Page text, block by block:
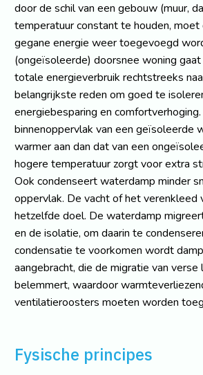
door de schil van een gebouw (muur,
temperatuur constant te houden, moet
gegane energie weer toegevoegd
(ongeïsoleerde) doorsnee woning
totale energieverbruik rechtstreeks
belangrijkste reden om goed te
energiebesparing en
binnenoppervlak van een geïsoleerde
warmer aan dan dat van een
hogere temperatuur zorgt voor extra
Ook condenseert waterdamp minder
oppervlak. De vacht of het verenkleed
hetzelfde doel. De waterdamp
en de isolatie, om daarin te
condensatie te voorkomen wordt
aangebracht, die de migratie van verse
belemmert, waardoor
ventilatieroosters moeten worden
Fysische principes